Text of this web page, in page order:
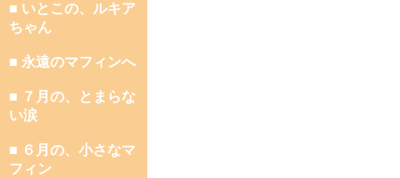
■ いとこの、ルキア
ちゃん
■ 永遠のマフィンへ
■ ７月の、とまらな
い涙
■ ６月の、小さなマ
フィン